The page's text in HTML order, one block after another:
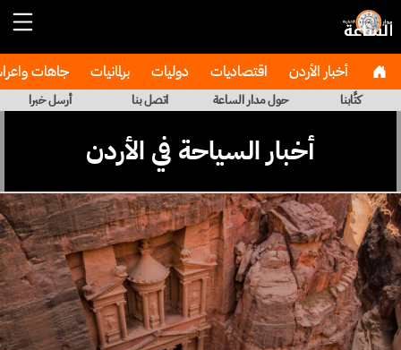
أخبار الأردن اقتصاديات دوليات برلمانيات جاهات
كتَّابنا حول مدار الساعة اتصل بنا أرسل خبرا
أخبار السياحة في الأردن